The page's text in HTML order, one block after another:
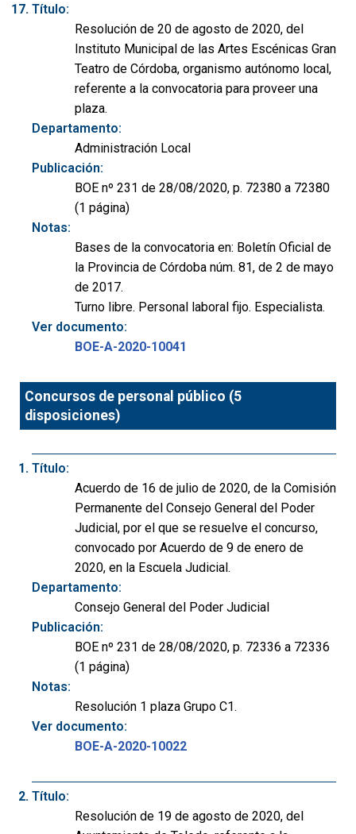
Título:
Resolución de 20 de agosto de 2020, del
Instituto Municipal de las Artes Escénicas Gran
Teatro de Córdoba, organismo autónomo local,
referente a la convocatoria para proveer una
plaza.
Departamento:
Administración Local
Publicación:
BOE nº 231 de 28/08/2020, p. 72380 a 72380
(1 página)
Notas:
Bases de la convocatoria en: Boletín Oficial de
la Provincia de Córdoba núm. 81, de 2 de mayo
de 2017.
Turno libre. Personal laboral fijo. Especialista.
Ver documento:
BOE-A-2020-10041
Concursos de personal público (5
disposiciones)
Título:
Acuerdo de 16 de julio de 2020, de la Comisión
Permanente del Consejo General del Poder
Judicial, por el que se resuelve el concurso,
convocado por Acuerdo de 9 de enero de
2020, en la Escuela Judicial.
Departamento:
Consejo General del Poder Judicial
Publicación:
BOE nº 231 de 28/08/2020, p. 72336 a 72336
(1 página)
Notas:
Resolución 1 plaza Grupo C1.
Ver documento:
BOE-A-2020-10022
Título:
Resolución de 19 de agosto de 2020, del